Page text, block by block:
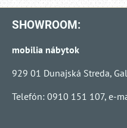
SHOWROOM:
mobilia nábytok
929 01 Dunajská Streda,
Telefón: 0910 151 107, e-